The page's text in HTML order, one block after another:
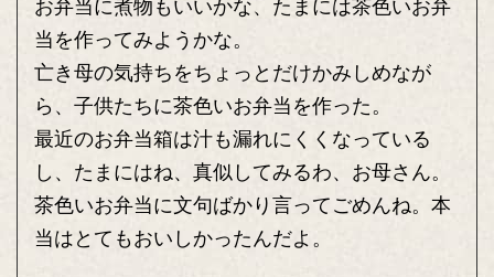
お弁当に煮物もいいかな、たまには茶色いお弁
当を作ってみようかな。
亡き母の気持ちをちょっとだけかみしめなが
ら、子供たちに茶色いお弁当を作った。
最近のお弁当箱は汁も漏れにくくなっている
し、たまにはね、真似してみるわ、お母さん。
茶色いお弁当に文句ばかり言ってごめんね。本
当はとてもおいしかったんだよ。